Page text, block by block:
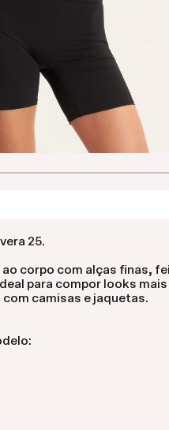
25.
corpo com alças finas,
para compor looks
camisas e jaquetas.